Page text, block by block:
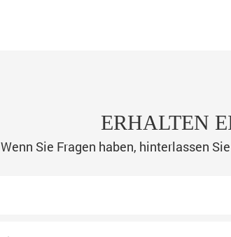
ERHALTEN
Wenn Sie Fragen haben, hinterlassen